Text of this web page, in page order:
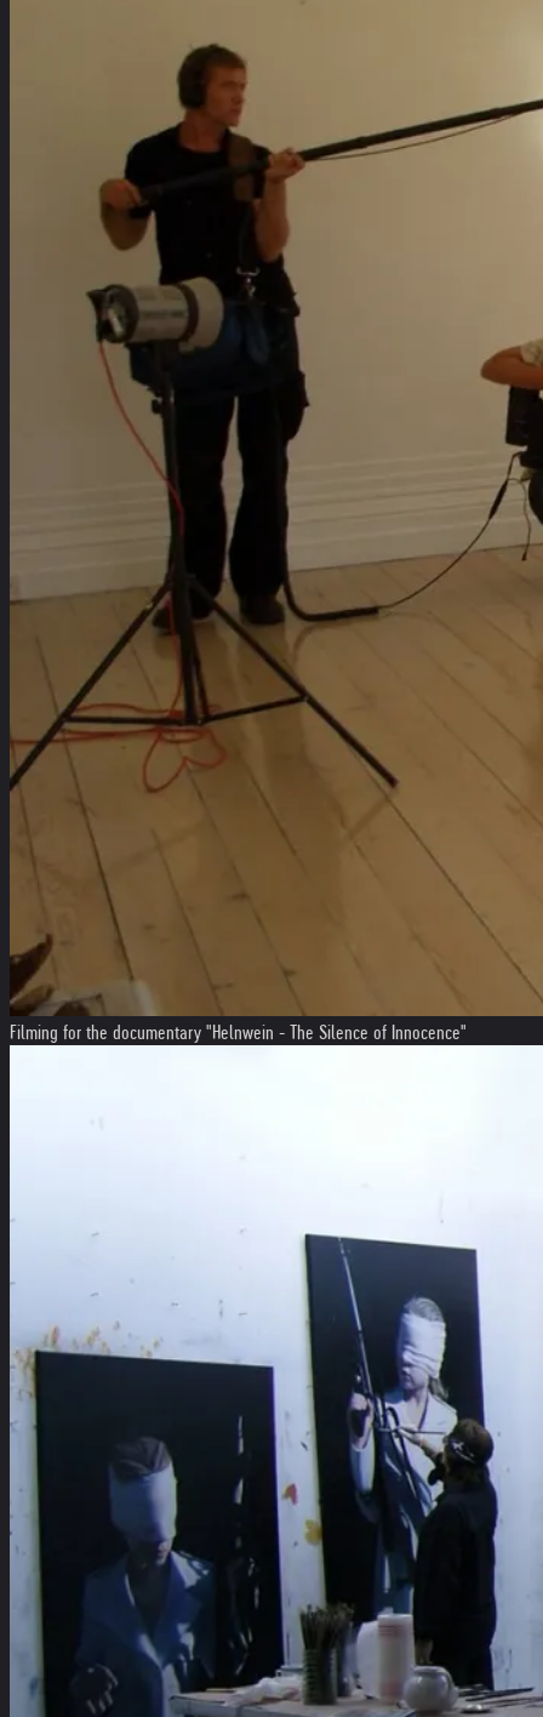
Filming for the documentary "Helnwein - The Silence of Innocence"